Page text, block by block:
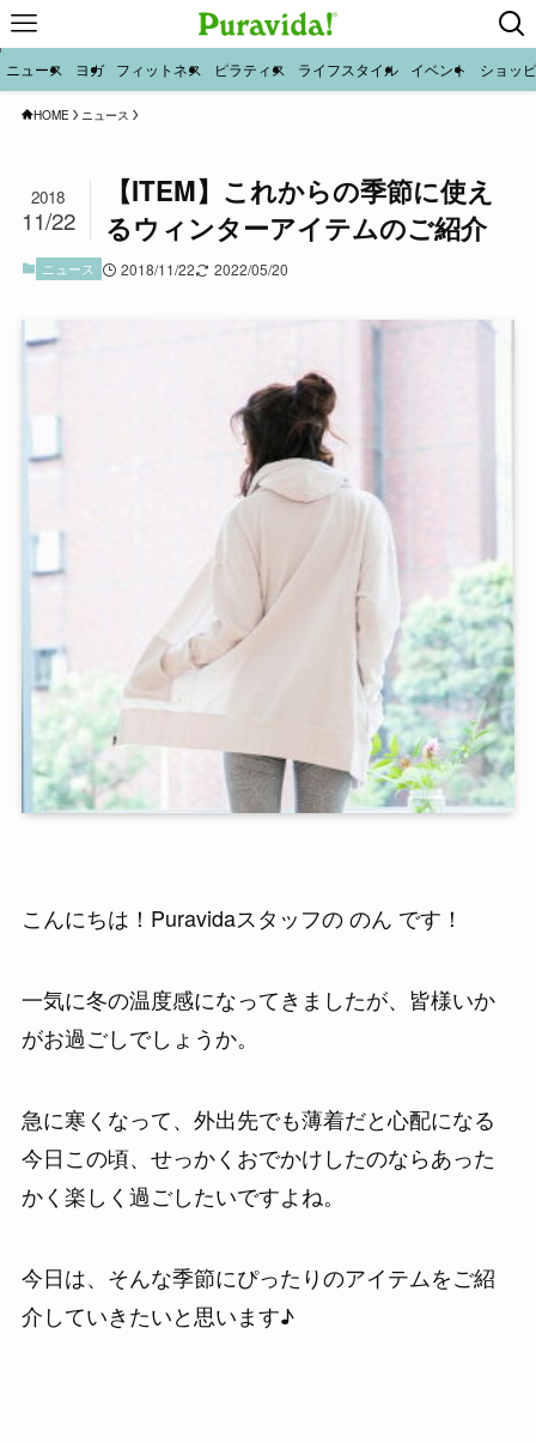
ニュース ヨガ フィットネス ピラティス ライフスタイル イベント ショッ
HOME ニュース
【ITEM】これからの季節に使え
るウィンターアイテムのご紹介
2018
11/22
ニュース 2018/11/22 2022/05/20
こんにちは！Puravidaスタッフの のん です！
一気に冬の温度感になってきましたが、皆様いか
がお過ごしでしょうか。
急に寒くなって、外出先でも薄着だと心配になる
今日この頃、せっかくおでかけしたのならあった
かく楽しく過ごしたいですよね。
今日は、そんな季節にぴったりのアイテムをご紹
介していきたいと思います♪